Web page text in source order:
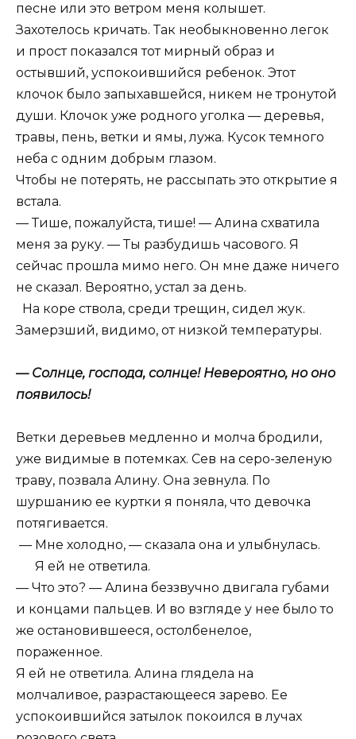
песне или это ветром меня колышет.
Захотелось кричать. Так необыкновенно легок
и прост показался тот мирный образ и
остывший, успокоившийся ребенок. Этот
клочок было запыхавшейся, никем не тронутой
души. Клочок уже родного уголка — деревья,
травы, пень, ветки и ямы, лужа. Кусок темного
неба с одним добрым глазом.
Чтобы не потерять, не рассыпать это открытие я
встала.
— Тише, пожалуйста, тише! — Алина схватила
меня за руку. — Ты разбудишь часового. Я
сейчас прошла мимо него. Он мне даже ничего
не сказал. Вероятно, устал за день.
На коре ствола, среди трещин, сидел жук.
Замерзший, видимо, от низкой температуры.
— Солнце, господа, солнце! Невероятно, но оно
появилось!
Ветки деревьев медленно и молча бродили,
уже видимые в потемках. Сев на серо-зеленую
траву, позвала Алину. Она зевнула. По
шуршанию ее куртки я поняла, что девочка
потягивается.
— Мне холодно, — сказала она и улыбнулась.
Я ей не ответила.
— Что это? — Алина беззвучно двигала губами
и концами пальцев. И во взгляде у нее было то
же остановившееся, остолбенелое,
пораженное.
Я ей не ответила. Алина глядела на
молчаливое, разрастающееся зарево. Ее
успокоившийся затылок покоился в лучах